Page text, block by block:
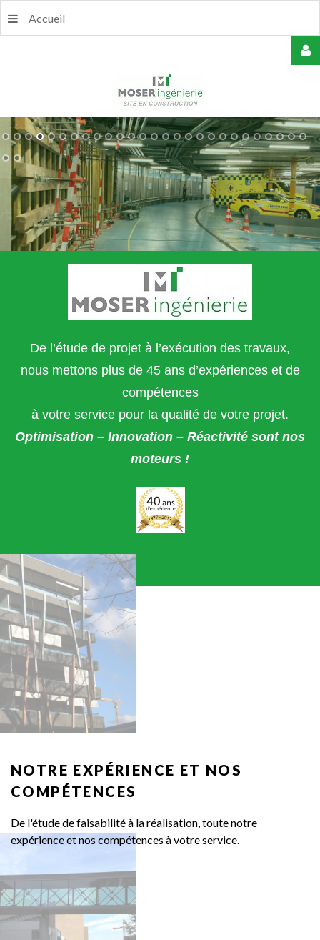
Accueil
De l’étude de projet à l’exécution des travaux,
nous mettons plus de 45 ans d’expériences et de
compétences
à votre service pour la qualité de votre projet.
Optimisation – Innovation – Réactivité sont nos
moteurs !
NOTRE EXPÉRIENCE ET NOS
COMPÉTENCES
De l'étude de faisabilité à la réalisation, toute notre
expérience et nos compétences à votre service.
MOT
DE
PASSE
REMEMBER
Forgot
your
password?
your
username?